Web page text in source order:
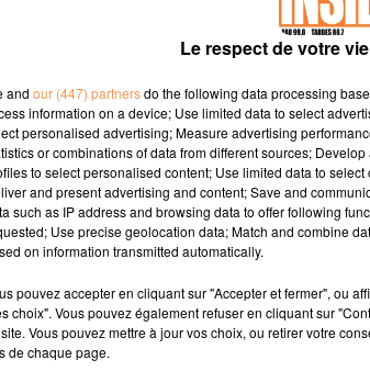
LA BOUTIQUE SAM'MARKET &AGRAVE PAU, SUR
boutique Sam'Market à Pau, sur Radio
Le respect de votre
and our (447) partnersdo the following data processing
information on a device; Use limited data to select
personalised advertising; Measure advertising
or combinations of data from different sources;
to select personalised content; Use limited data to
and present advertising and content; Save and
such as IP address and browsing data to offer following
Use precise geolocation data; Match and combine
on information transmitted automatically.
pouvez accepter en cliquant sur "Accepter et fermer", ou
choix". Vous pouvez également refuser en cliquant sur
Vous pouvez mettre à jour vos choix, ou retirer votre
de chaque page.